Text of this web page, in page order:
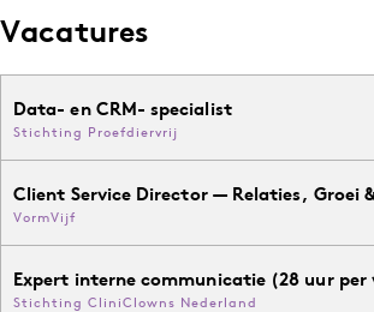
Vacatures
Data- en CRM- specialist
Stichting Proefdiervrij
Client Service Director — Relaties, Groei
VormVijf
Expert interne communicatie (28 uur per
Stichting CliniClowns Nederland